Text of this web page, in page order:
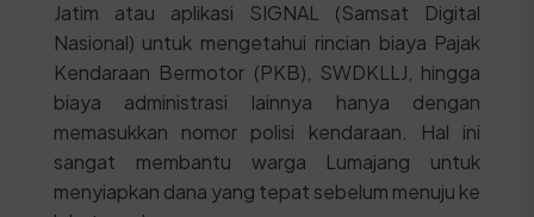
Jatim atau aplikasi SIGNAL (Samsat Digital
Nasional) untuk mengetahui rincian biaya Pajak
Kendaraan Bermotor (PKB), SWDKLLJ, hingga
biaya administrasi lainnya hanya dengan
memasukkan nomor polisi kendaraan. Hal ini
sangat membantu warga Lumajang untuk
menyiapkan dana yang tepat sebelum menuju ke